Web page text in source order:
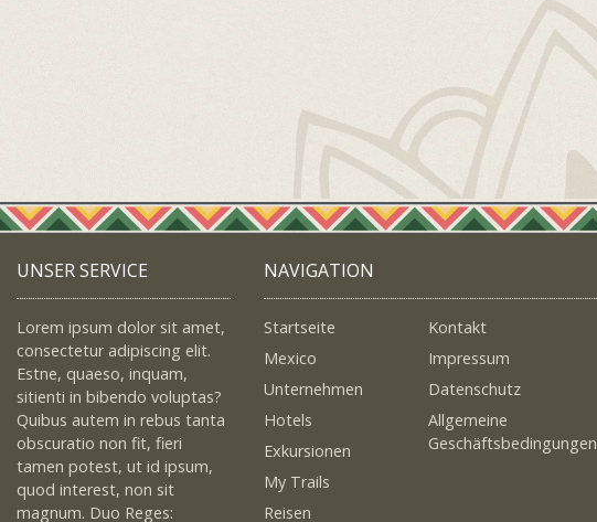
UNSER SERVICE
Lorem ipsum dolor sit amet,
consectetur adipiscing elit.
Estne, quaeso, inquam,
sitienti in bibendo voluptas?
Quibus autem in rebus tanta
obscuratio non fit, fieri
tamen potest, ut id ipsum,
quod interest, non sit
magnum. Duo Reges:
NAVIGATION
Startseite
Mexico
Unternehmen
Hotels
Exkursionen
My Trails
Reisen
Kontakt
Impressum
Datenschutz
Allgemeine
Geschäftsbedingungen